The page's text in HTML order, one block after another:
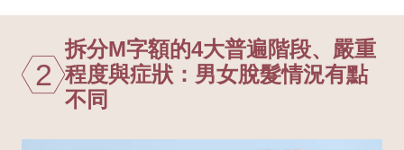
2
拆分M字額的4大普遍階段、嚴重
程度與症狀：男女脫髮情況有點
不同